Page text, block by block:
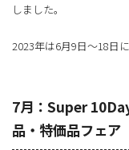
しました。
2023年は6月9日～18日
7月：Super
品・特価品フェア